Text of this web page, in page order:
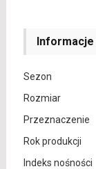
Informacje
Sezon
Rozmiar
Przeznaczenie
Rok produkcji
Indeks nośności